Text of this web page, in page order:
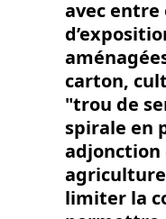
avec entre
carton,
"trou de
spirale en
adjonction
limiter la